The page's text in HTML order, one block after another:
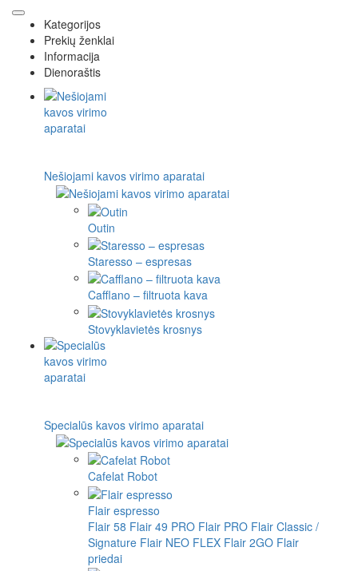
Kategorijos
Prekių ženklai
Informacija
Dienoraštis
Nešiojami kavos virimo aparatai
Outin
Staresso – espresas
Cafflano – filtruota kava
Stovyklavietės krosnys
Specialūs kavos virimo aparatai
Cafelat Robot
Flair espresso
Flair 58 Flair 49 PRO Flair PRO Flair Classic /
Signature Flair NEO FLEX Flair 2GO Flair
priedai